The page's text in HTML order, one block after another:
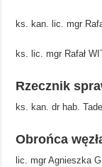
ks. kan. lic. mgr
ks. lic. mgr Rafał
Rzecznik
ks. kan. dr hab.
Obrońca
lic. mgr Agnieszka